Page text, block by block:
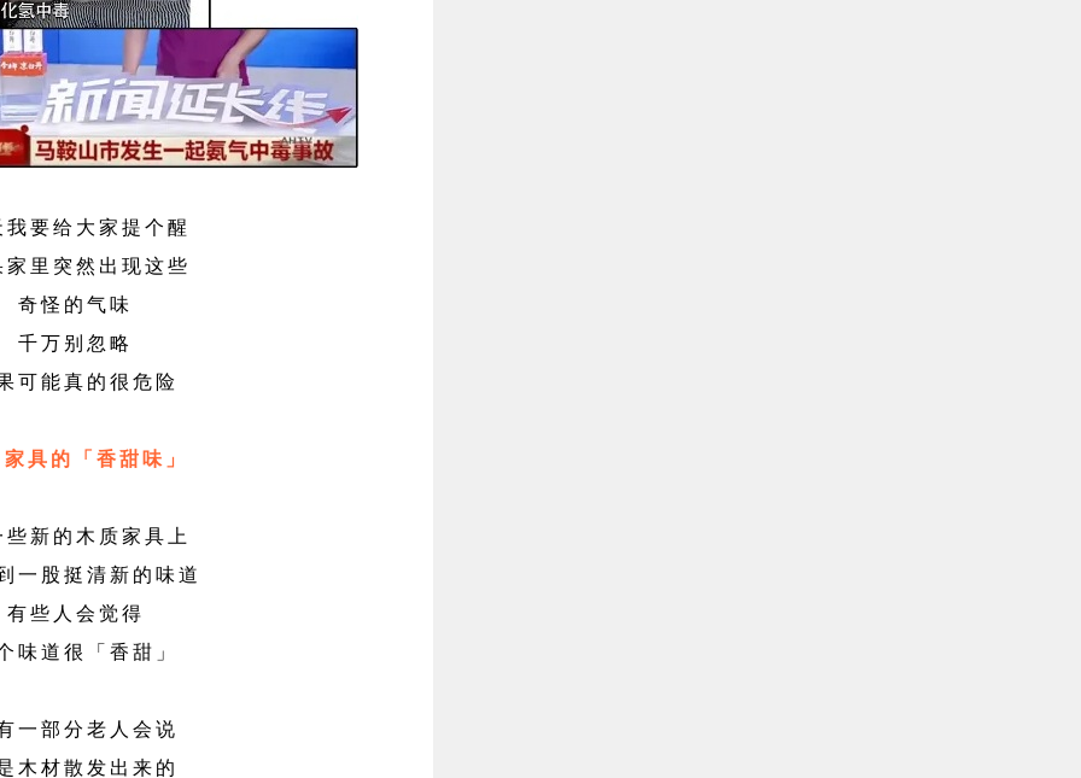
我要给大家提个醒
家里突然出现这些
奇怪的气味
千万别忽略
可能真的很危险
具的「香甜味」
些新的木质家具上
一股挺清新的味道
有些人会觉得
味道很「香甜」
一部分老人会说
木材散发出来的